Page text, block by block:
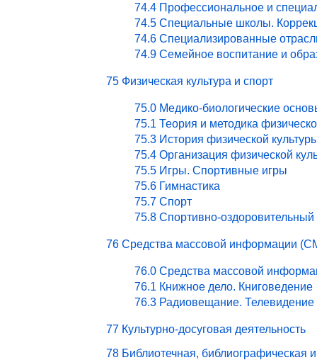
74.4 Профессиональное и
74.5 Специальные школы.
74.6 Специализированные
74.9 Семейное воспитание и
75 Физическая культура и спорт
75.0 Медико-биологические
75.1 Теория и методика
75.3 История физической
75.4 Организация физической
75.5 Игры. Спортивные игры
75.6 Гимнастика
75.7 Спорт
75.8 Спортивно-
76 Средства массовой информации
76.0 Средства массовой
76.1 Книжное дело. Книговедение
76.3 Радиовещание. Телевидение
77 Культурно-досуговая деятельность
78 Библиотечная, библиографическая